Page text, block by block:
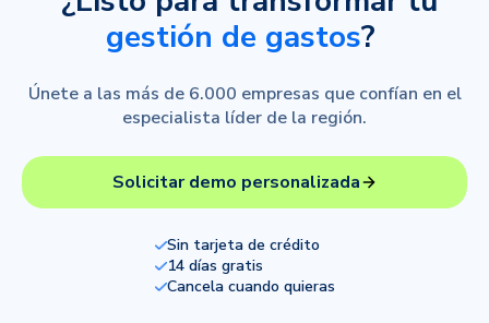
gestión de gastos?
Únete a las más de 6.000 empresas que confían en el
especialista líder de la región.
Solicitar demo personalizada
Sin tarjeta de crédito
14 días gratis
Cancela cuando quieras